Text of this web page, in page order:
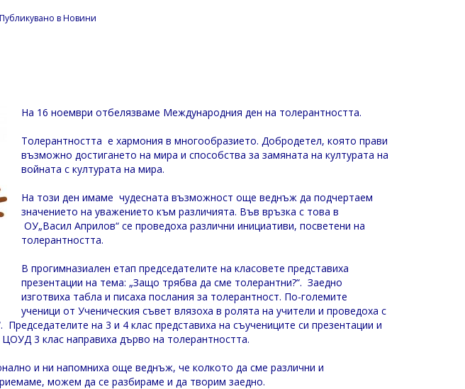
вНовини
На 16 ноември отбелязваме Международния ден на толерантността.
Толерантността е хармония в многообразието. Добродетел, която прави
възможно достигането на мира и способства за замяната на културата на
войната с културата на мира.
На този ден имаме чудесната възможност още веднъж да подчертаем
значението на уважението към различията. Във връзка с това в
ОУ„Васил Априлов“ се проведоха различни инициативи, посветени на
толерантността.
В прогимназиален етап председателите на класовете представиха
презентации на тема: „Защо трябва да сме толерантни?“. Заедно
изготвиха табла и писаха послания за толерантност. По-големите
ученици от Ученическия съвет влязоха в ролята на учители и проведоха с
на 3 и 4 клас представиха на съучениците си презентации и
3 клас направиха дърво на толерантността.
и ни напомниха още веднъж, че колкото да сме различни и
можем да се разбираме и да творим заедно.